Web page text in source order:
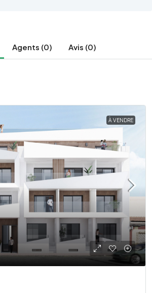
Agents (0) Avis (0)
À VENDRE